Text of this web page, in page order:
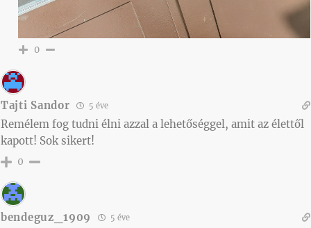
0
Tajti Sandor 5 éve
Remélem fog tudni élni azzal a lehetőséggel, amit az élettől
kapott! Sok sikert!
0
bendeguz_1909 5 éve